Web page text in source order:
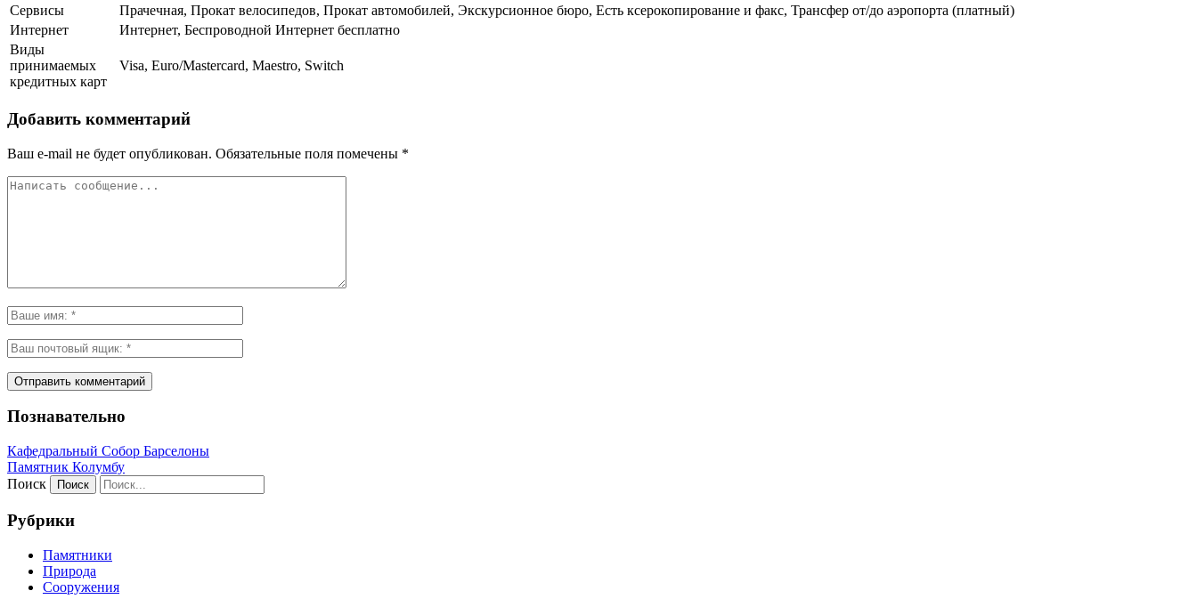
Сервисы
Прачечная, Прокат велосипедов, Прокат автомобилей, Экскурсионное бюро, Есть ксерокопирование и факс, Трансфер от/до аэропорта (платный)
Интернет
Интернет, Беспроводной Интернет бесплатно
Виды
принимаемых
кредитных карт
Visa, Euro/Mastercard, Maestro, Switch
Добавить комментарий
Ваш e-mail не будет опубликован. Обязательные поля помечены *
Познавательно
Кафeдрaльный Собор Барселоны
Пaмятник Колумбу
Поиск
Рубрики
Памятники
Природа
Сооружения